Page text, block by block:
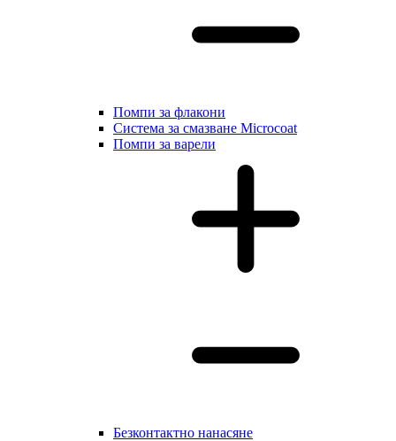
Помпи за флакони
Система за смазване Microcoat
Помпи за варели
Безконтактно нанасяне